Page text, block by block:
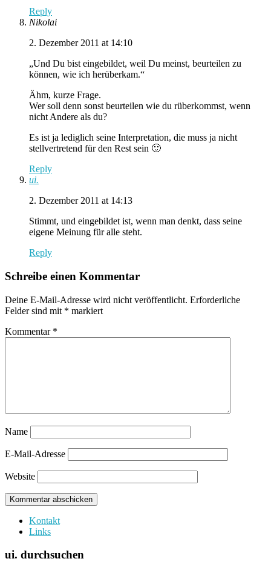
Reply
Nikolai
2. Dezember 2011 at 14:10
„Und Du bist eingebildet, weil Du meinst, beurteilen zu
können, wie ich herüberkam.“
Ähm, kurze Frage.
Wer soll denn sonst beurteilen wie du rüberkommst, wenn
nicht Andere als du?
Es ist ja lediglich seine Interpretation, die muss ja nicht
stellvertretend für den Rest sein 🙂
Reply
ui.
2. Dezember 2011 at 14:13
Stimmt, und eingebildet ist, wenn man denkt, dass seine
eigene Meinung für alle steht.
Reply
Schreibe einen Kommentar
Deine E-Mail-Adresse wird nicht veröffentlicht. Erforderliche
Felder sind mit * markiert
Kommentar *
Name
E-Mail-Adresse
Website
Kontakt
Links
ui. durchsuchen